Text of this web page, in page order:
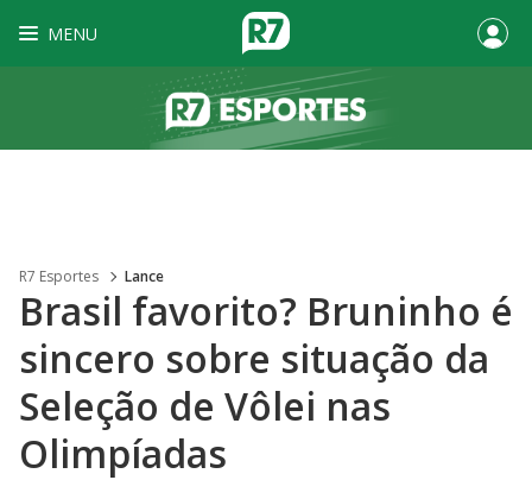
MENU
R7 Esportes Lance
Brasil favorito? Bruninho é
sincero sobre situação da
Seleção de Vôlei nas
Olimpíadas